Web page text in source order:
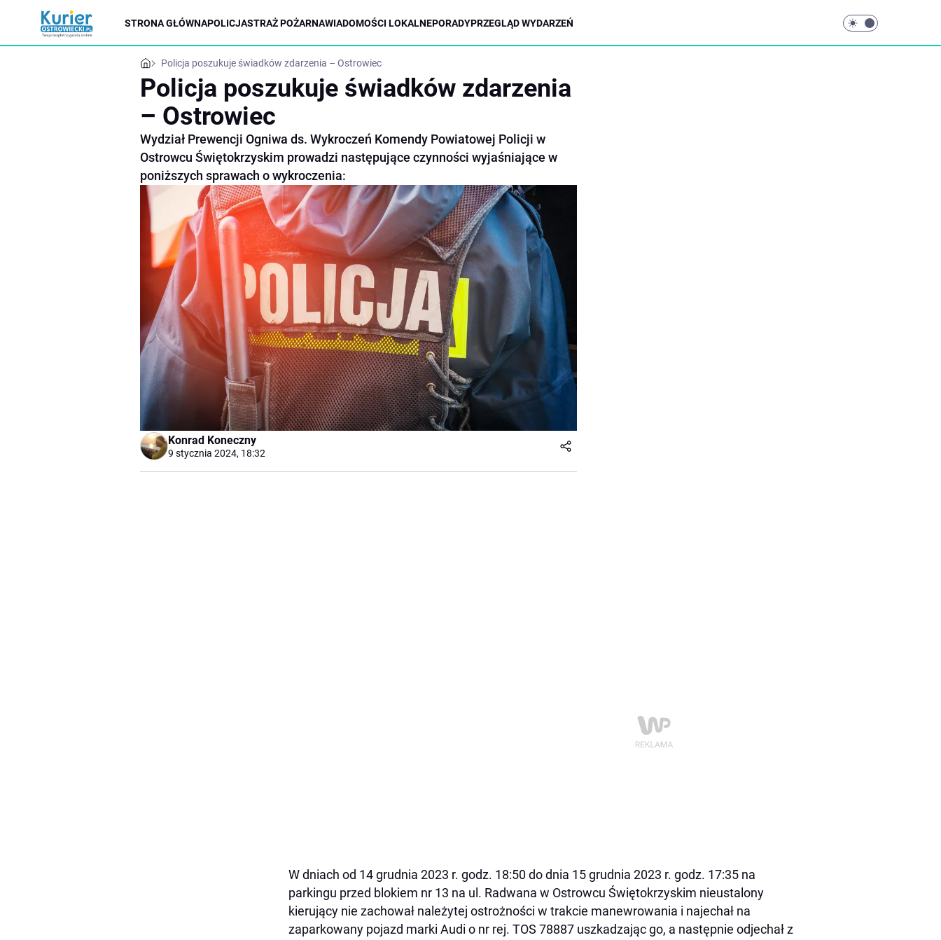
STRONA GŁÓWNAPOLICJASTRAŻ POŻARNAWIADOMOŚCI LOKALNEPORADYPRZEGLĄD WYDARZEŃ
Policja poszukuje świadków zdarzenia – Ostrowiec
Policja poszukuje świadków zdarzenia
– Ostrowiec
Wydział Prewencji Ogniwa ds. Wykroczeń Komendy Powiatowej Policji w
Ostrowcu Świętokrzyskim prowadzi następujące czynności wyjaśniające w
poniższych sprawach o wykroczenia:
Konrad Koneczny
9 stycznia 2024, 18:32
W dniach od 14 grudnia 2023 r. godz. 18:50 do dnia 15 grudnia 2023 r. godz. 17:35 na
parkingu przed blokiem nr 13 na ul. Radwana w Ostrowcu Świętokrzyskim nieustalony
kierujący nie zachował należytej ostrożności w trakcie manewrowania i najechał na
zaparkowany pojazd marki Audi o nr rej. TOS 78887 uszkadzając go, a następnie odjechał z